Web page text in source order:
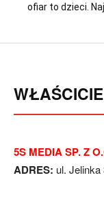
ofiar to dzieci.
5S MEDIA SP. Z
ADRES: ul.